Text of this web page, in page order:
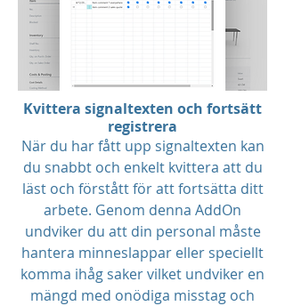
Kvittera signaltexten och fortsätt
registrera
När du har fått upp signaltexten kan
du snabbt och enkelt kvittera att du
läst och förstått för att fortsätta ditt
arbete. Genom denna AddOn
undviker du att din personal måste
hantera minneslappar eller speciellt
komma ihåg saker vilket undviker en
mängd med onödiga misstag och